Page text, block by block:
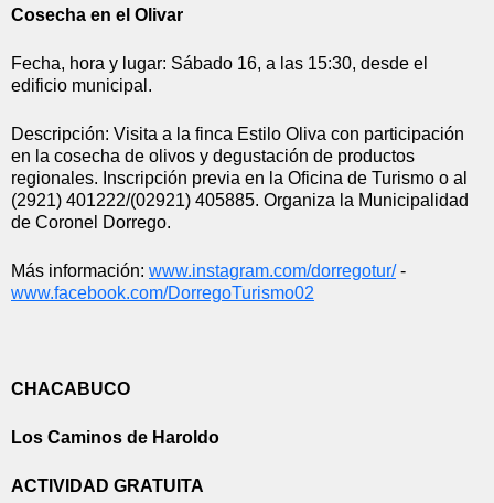
Cosecha en el Olivar
Fecha, hora y lugar: Sábado 16, a las 15:30, desde el
edificio municipal.
Descripción: Visita a la finca Estilo Oliva con participación
en la cosecha de olivos y degustación de productos
regionales. Inscripción previa en la Oficina de Turismo o al
(2921) 401222/(02921) 405885. Organiza la Municipalidad
de Coronel Dorrego.
Más información: www.instagram.com/dorregotur/
www.facebook.com/DorregoTurismo02
CHACABUCO
Los Caminos de Haroldo
ACTIVIDAD GRATUITA